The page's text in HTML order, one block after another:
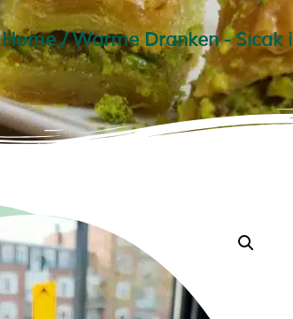
Home/Warme Dranken - Sıcak